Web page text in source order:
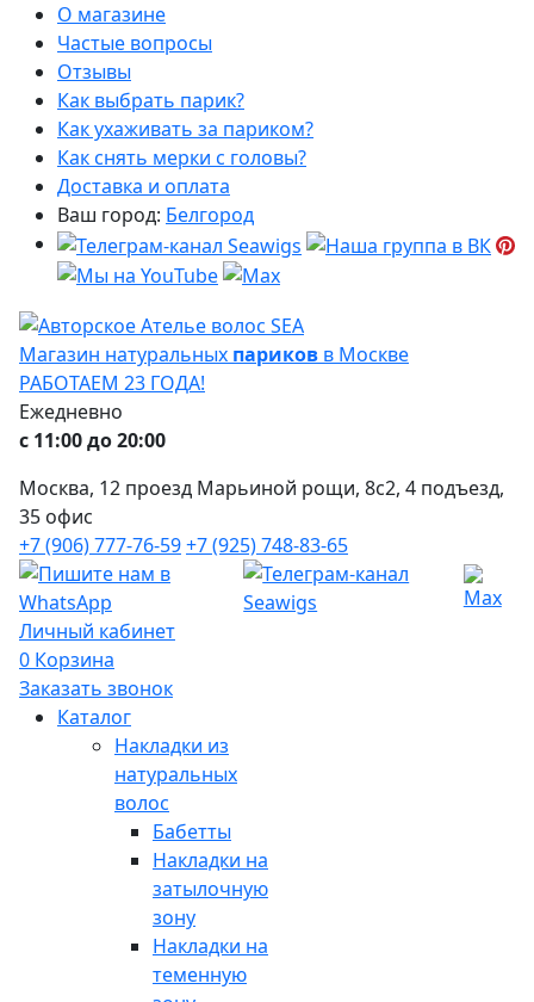
О магазине
Частые вопросы
Отзывы
Как выбрать парик?
Как ухаживать за париком?
Как снять мерки с головы?
Доставка и оплата
Ваш город: Белгород
Магазин натуральных париков в Москве
РАБОТАЕМ 23 ГОДА!
Ежедневно
с 11:00 до 20:00
Москва, 12 проезд Марьиной рощи, 8с2, 4 подъезд,
35 офис
+7 (906) 777-76-59+7 (925) 748-83-65
Личный кабинет
0 Корзина
Заказать звонок
Каталог
Накладки из
натуральных
волос
Бабетты
Накладки на
затылочную
зону
Накладки на
теменную